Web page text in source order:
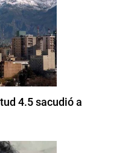
4.5 sacudió a